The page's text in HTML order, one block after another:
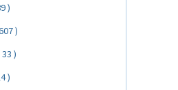
)
)
33 )
)